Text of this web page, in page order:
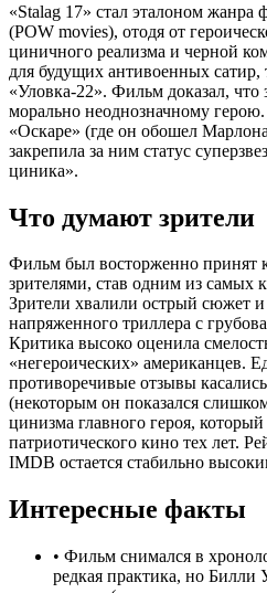
«Stalag 17» стал эталоном
(POW movies), отодя от
циничного реализма и черной
для будущих антивоенных
«Уловка-22». Фильм доказал, что
морально неоднозначному
«Оскаре» (где он обошел
закрепила за ним статус
циника».
Что думают зрители
Фильм был восторженно принят
зрителями, став одним из самых
Зрители хвалили острый сюжет
напряженного триллера с
Критика высоко оценила
«негероических» американцев.
противоречивые отзывы
(некоторым он показался
цинизма главного героя,
патриотического кино тех лет.
IMDB остается стабильно
Интересные факты
• Фильм снимался в
редкая практика, но Билли